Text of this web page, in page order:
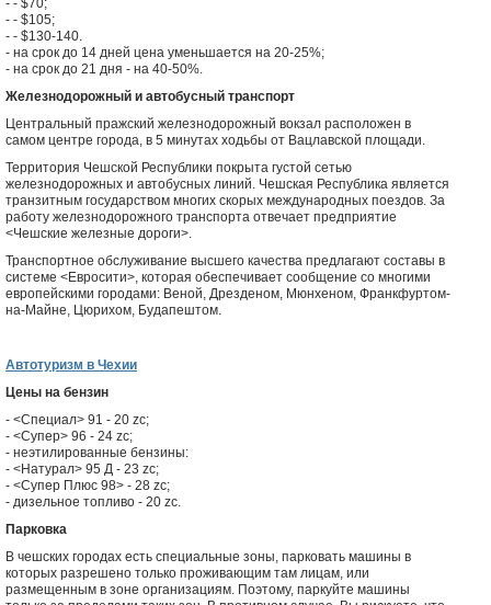
- - $70;
- - $105;
- - $130-140.
- на срок до 14 дней цена уменьшается на 20-25%;
- на срок до 21 дня - на 40-50%.
Железнодорожный и автобусный транспорт
Центральный пражский железнодорожный вокзал расположен в
самом центре города, в 5 минутах ходьбы от Вацлавской площади.
Территория Чешской Республики покрыта густой сетью
железнодорожных и автобусных линий. Чешская Республика является
транзитным государством многих скорых международных поездов. За
работу железнодорожного транспорта отвечает предприятие
<Чешские железные дороги>.
Транспортное обслуживание высшего качества предлагают составы в
системе <Евросити>, которая обеспечивает сообщение со многими
европейскими городами: Веной, Дрезденом, Мюнхеном, Франкфуртом-
на-Майне, Цюрихом, Будапештом.
Автотуризм в Чехии
Цены на бензин
- <Специал> 91 - 20 zc;
- <Супер> 96 - 24 zc;
- неэтилированные бензины:
- <Натурал> 95 Д - 23 zc;
- <Супер Плюс 98> - 28 zc;
- дизельное топливо - 20 zc.
Парковка
В чешских городах есть специальные зоны, парковать машины в
которых разрешено только проживающим там лицам, или
размещенным в зоне организациям. Поэтому, паркуйте машины